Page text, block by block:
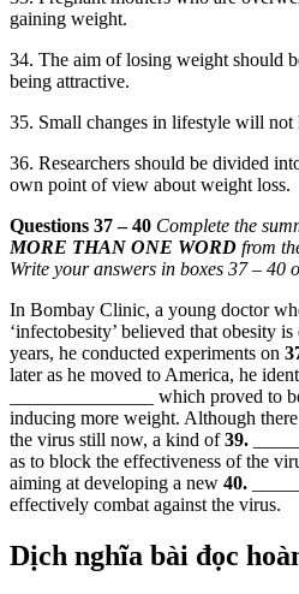
gaining weight.
34. The aim of losing weight should
being attractive.
35. Small changes in lifestyle will
36. Researchers should be divided
own point of view about weight loss.
Questions 37 – 40 Complete the
MORE THAN ONE WORD from
Write your answers in boxes 37 – 40
In Bombay Clinic, a young doctor
‘infectobesity’ believed that obesity
years, he conducted experiments on
later as he moved to America, he
_______________ which proved to
inducing more weight. Although
the virus still now, a kind of39.
as to block the effectiveness of the
aiming at developing a new 40.
effectively combat against the virus.
Dịch nghĩa bài đọc